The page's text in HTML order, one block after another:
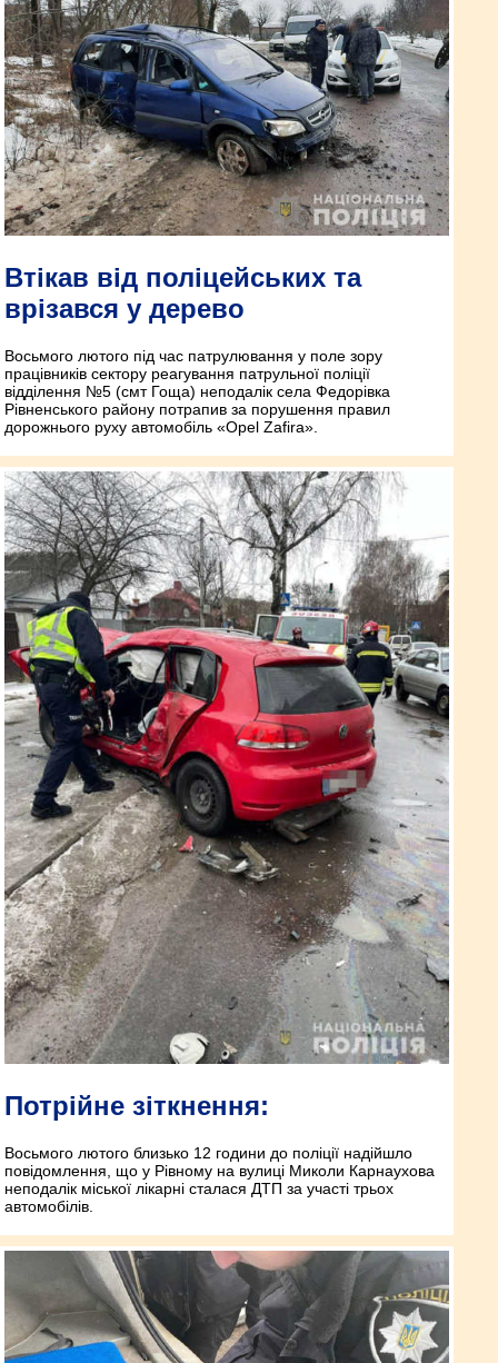
Втікав від поліцейських та
врізався у дерево
Восьмого лютого під час патрулювання у поле зору
працівників сектору реагування патрульної поліції
відділення №5 (смт Гоща) неподалік села Федорівка
Рівненського району потрапив за порушення правил
дорожнього руху автомобіль «Opel Zafira».
Потрійне зіткнення:
Восьмого лютого близько 12 години до поліції надійшло
повідомлення, що у Рівному на вулиці Миколи Карнаухова
неподалік міської лікарні сталася ДТП за участі трьох
автомобілів.